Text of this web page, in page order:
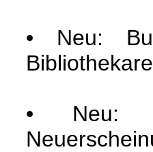
• Neu:
• Neu: